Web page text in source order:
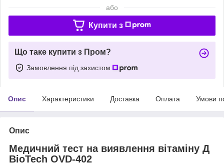
або
Купити з
Що таке купити з Пром?
Замовлення під захистом
Опис Характеристики Доставка Оплата Умови
Опис
Медичний тест на виявлення вітаміну Д
BioTech OVD-402